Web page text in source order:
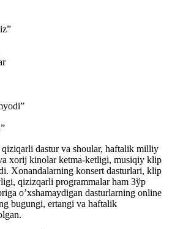
dastur va shoular, haftalik milliy
xorij kinolar ketma-ketligi, musiqiy klip
Xonandalarning konsert dasturlari, klip
qizizqarli programmalar ham Зўр
o’xshamaydigan dasturlarning online
bugungi, ertangi va haftalik